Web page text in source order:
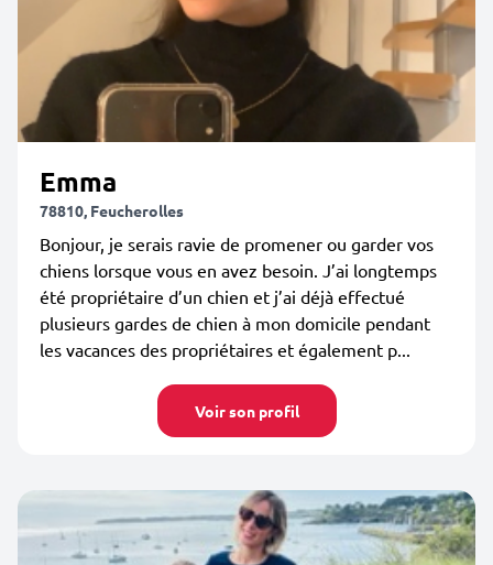
Emma
78810, Feucherolles
Bonjour, je serais ravie de promener ou garder vos
chiens lorsque vous en avez besoin. J’ai longtemps
été propriétaire d’un chien et j’ai déjà effectué
plusieurs gardes de chien à mon domicile pendant
les vacances des propriétaires et également p...
Voir son profil